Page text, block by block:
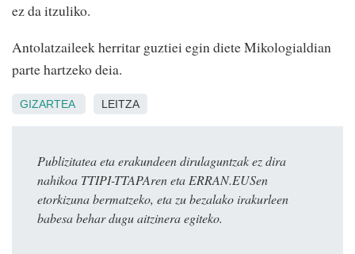
ez da itzuliko.
Antolatzaileek herritar guztiei egin diete Mikologialdian
parte hartzeko deia.
GIZARTEA LEITZA
Publizitatea eta erakundeen dirulaguntzak ez dira
nahikoa TTIPI-TTAPAren eta ERRAN.EUSen
etorkizuna bermatzeko, eta zu bezalako irakurleen
babesa behar dugu aitzinera egiteko.